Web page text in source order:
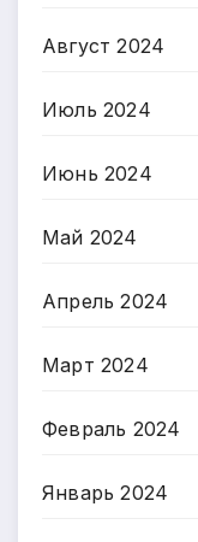
Август 2024
Июль 2024
Июнь 2024
Май 2024
Апрель 2024
Март 2024
Февраль 2024
Январь 2024